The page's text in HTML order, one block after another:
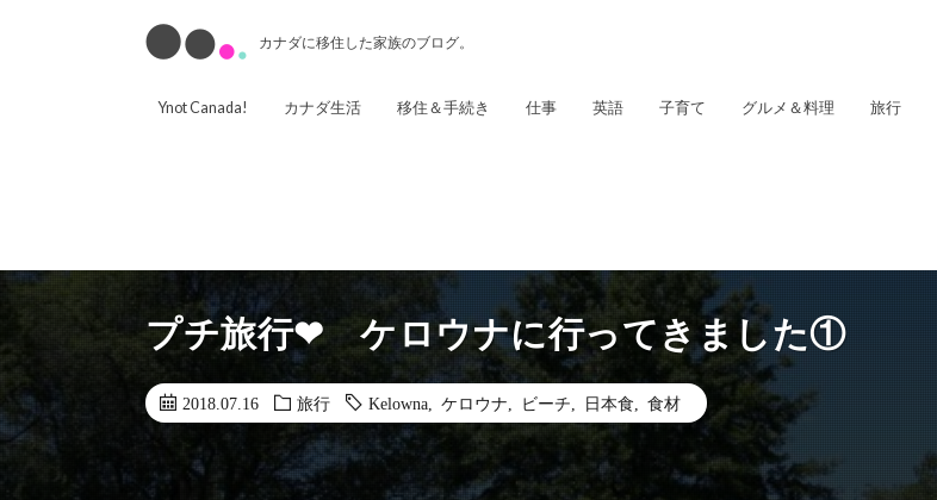
カナダに移住した家族のブログ。
Ynot Canada! カナダ生活 移住＆手続き 仕事 英語 子育て グルメ＆料理 旅行
プチ旅行❤︎ ケロウナに行ってきました①
2018.07.16 旅行 Kelowna ケロウナ ビーチ 日本食 食材